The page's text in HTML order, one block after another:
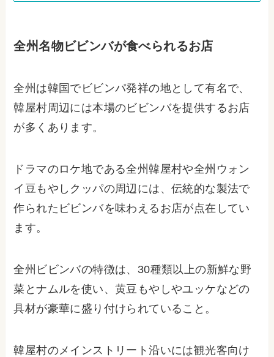
全州名物ビビンバが食べられるお店
全州は韓国でビビンパ発祥の地として有名で、
韓屋村周辺には本場のビビンバを提供するお店
が多くあります。
ドラマのロケ地である全州韓屋村や全州ウォン
イ豆もやしクッパの周辺には、伝統的な製法で
作られたビビンバを味わえるお店が点在してい
ます。
全州ビビンバの特徴は、30種類以上の新鮮な野
菜とナムルを使い、黄豆もやしやユッケなどの
具材が豪華に盛り付けられていること。
韓屋村のメインストリート沿いには観光客向け